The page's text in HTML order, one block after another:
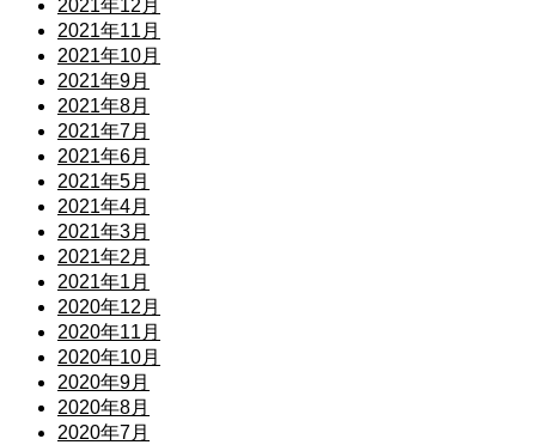
2021年12月
2021年11月
2021年10月
2021年9月
2021年8月
2021年7月
2021年6月
2021年5月
2021年4月
2021年3月
2021年2月
2021年1月
2020年12月
2020年11月
2020年10月
2020年9月
2020年8月
2020年7月